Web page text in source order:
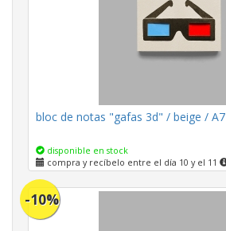
bloc de notas "gafas 3d" / beige / A7
disponible en stock
compra y recíbelo entre el día 10 y el 11
-10%